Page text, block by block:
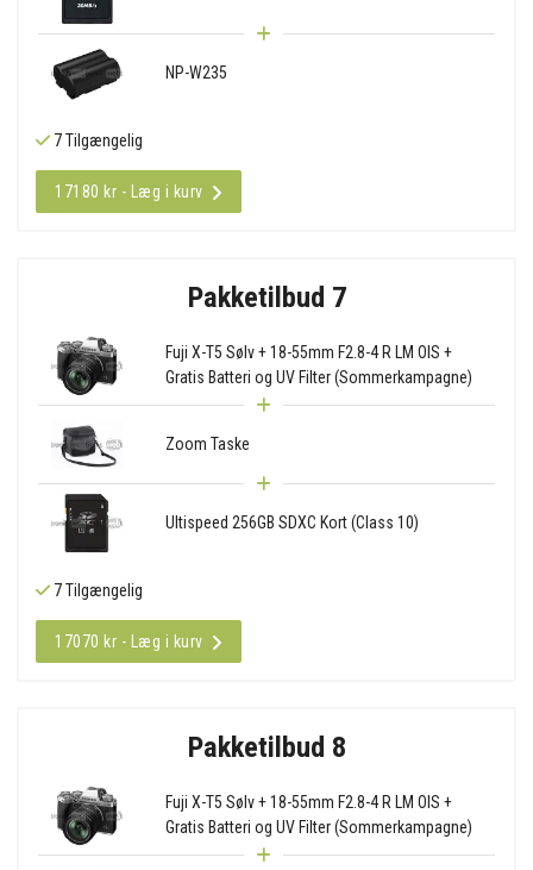
NP-W235
7 Tilgængelig
17180 kr - Læg i kurv
Pakketilbud 7
Fuji X-T5 Sølv + 18-55mm F2.8-4 R LM OIS +
Gratis Batteri og UV Filter (Sommerkampagne)
Zoom Taske
Ultispeed 256GB SDXC Kort (Class 10)
7 Tilgængelig
17070 kr - Læg i kurv
Pakketilbud 8
Fuji X-T5 Sølv + 18-55mm F2.8-4 R LM OIS +
Gratis Batteri og UV Filter (Sommerkampagne)